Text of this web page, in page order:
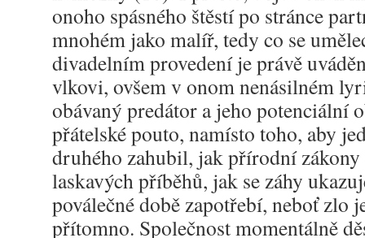
onoho spásného štěstí po stránce
mnohém jako malíř, tedy co se
divadelním provedení je právě
vlkovi, ovšem v onom nenásilném
obávaný predátor a jeho potenciální
přátelské pouto, namísto toho, aby
druhého zahubil, jak přírodní
laskavých příběhů, jak se záhy
poválečné době zapotřebí, neboť zlo
přítomno. Společnost momentálně